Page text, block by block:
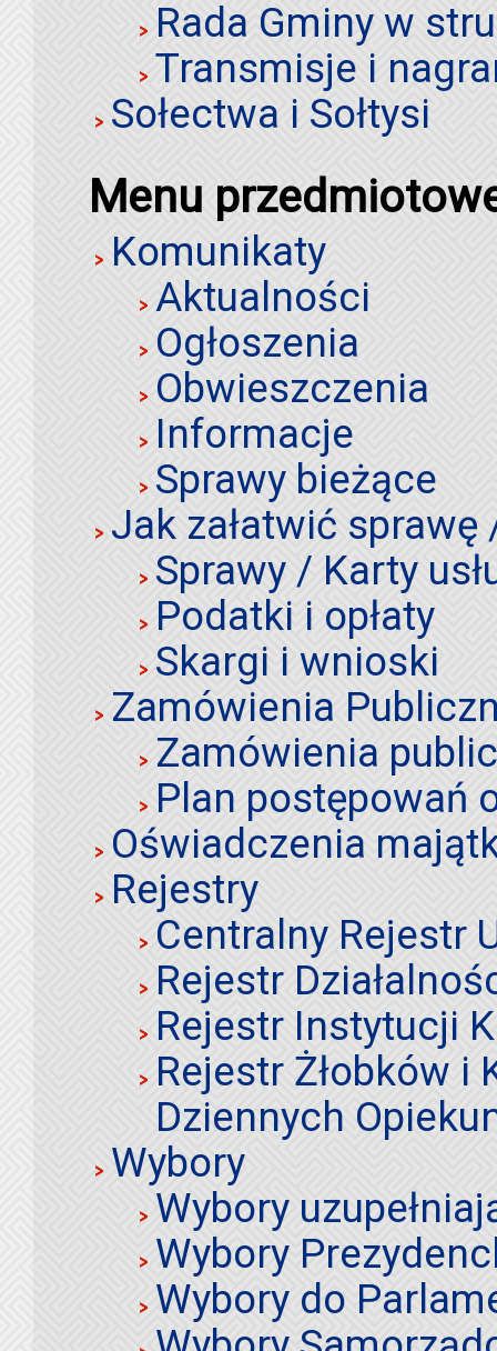
Rada Gminy w
Transmisje i
Sołectwa i Sołtysi
Menu
Komunikaty
Aktualności
Ogłoszenia
Obwieszczenia
Informacje
Sprawy bieżące
Jak załatwić sprawę
Sprawy / Karty
Podatki i opłaty
Skargi i wnioski
Zamówienia
Zamówienia
Plan postępowań
Oświadczenia
Rejestry
Centralny Rejestr
Rejestr
Rejestr Instytucji
Rejestr Żłobków i
Dziennych
Wybory
Wybory
Wybory
Wybory do